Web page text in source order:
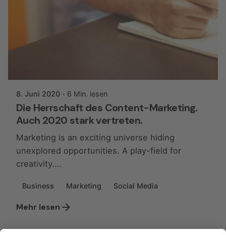
8. Juni 2020 6 Min. lesen
Die Herrschaft des Content-Marketing.
Auch 2020 stark vertreten.
Marketing is an exciting universe hiding
unexplored opportunities. A play-field for
creativity....
Business Marketing Social Media
Mehr lesen